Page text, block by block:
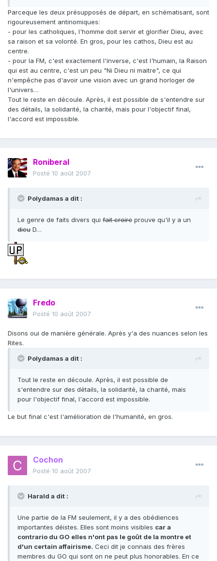
Parceque les deux présupposés de départ, en schématisant, sont
rigoureusement antinomiques:
- pour les catholiques, l'homme doit servir et glorifier Dieu, avec
sa raison et sa volonté. En gros, pour les cathos, Dieu est au
centre.
- pour la FM, c'est exactement l'inverse, c'est l'humain, la Raison
qui est au centre, c'est un peu "Ni Dieu ni maitre", ce qui
n'empêche pas d'avoir une vision avec un grand horloger de
l'univers…
Tout le reste en découle. Après, il est possible de s'entendre sur
des détails, la solidarité, la charité, mais pour l'objectif final,
l'accord est impossible.
Roniberal
Posté 10 août 2007
Polydamas a dit :
Le genre de faits divers qui fait croire prouve qu'il y a un
dieu D…
Fredo
Posté 10 août 2007
Disons oui de manière générale. Après y'a des nuances selon les
Rites.
Polydamas a dit :
Tout le reste en découle. Après, il est possible de
s'entendre sur des détails, la solidarité, la charité, mais
pour l'objectif final, l'accord est impossible.
Le but final c'est l'amélioration de l'humanité, en gros.
Cochon
Posté 10 août 2007
Harald a dit :
Une partie de la FM seulement, il y a des obédiences
importantes déistes. Elles sont moins visibles car a
contrario du GO elles n'ont pas le goût de la montre et
d'un certain affairisme. Ceci dit je connais des frères
membres du GO qui sont on ne peut plus honorables. En ce